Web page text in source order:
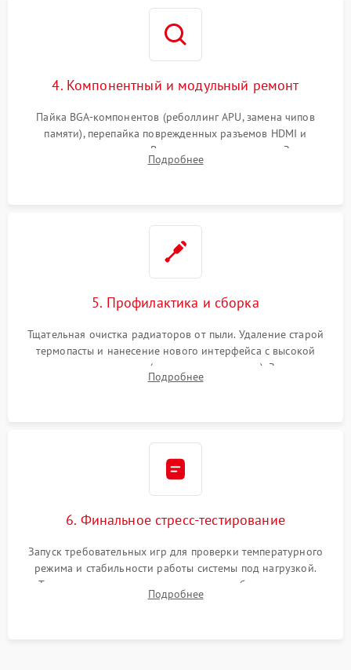
4. Компонентный и модульный ремонт
Пайка BGA-компонентов (реболлинг APU, замена чипов
памяти), перепайка поврежденных разъемов HDMI и
контроллеров питания. Восстановление дорожек. Замена
неисправного жесткого диска, SSD или лазерной головки
Подробнее
5. Профилактика и сборка
Тщательная очистка радиаторов от пыли. Удаление старой
термопасты и нанесение нового интерфейса с высокой
теплопроводностью (или жидкого металла). Замена
термопрокладок. Аккуратная сборка консоли и подключение
Подробнее
6. Финальное стресс-тестирование
Запуск требовательных игр для проверки температурного
режима и стабильности работы системы под нагрузкой.
Тестирование привода, синхронизации беспроводных
геймпадов, выхода в сеть и выдачи изображения без
Подробнее